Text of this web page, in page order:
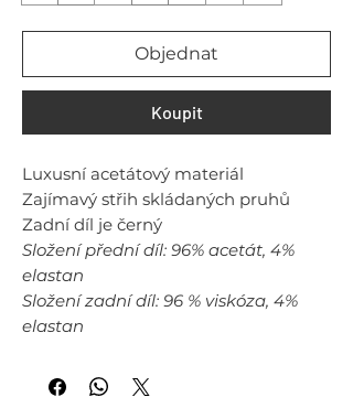
Objednat
Koupit
Luxusní acetátový materiál
Zajímavý střih skládaných pruhů
Zadní díl je černý
Složení přední díl: 96% acetát, 4%
elastan
Složení zadní díl: 96 % viskóza, 4%
elastan